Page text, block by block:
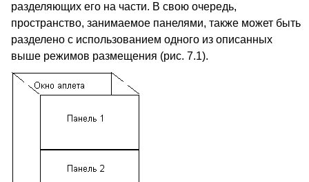
разделяющих его на части. В свою очередь,
пространство, занимаемое панелями, также может быть
разделено с использованием одного из описанных
выше режимов размещения (рис. 7.1).